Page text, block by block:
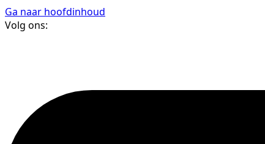
Ga naar hoofdinhoud
Volg ons: